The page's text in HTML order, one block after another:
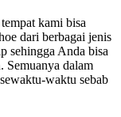
kami bisa
dari berbagai jenis
sehingga Anda bisa
Semuanya dalam
waktu sebab